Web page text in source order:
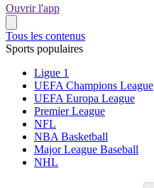
Ouvrir l'app
Tous les contenus
Sports populaires
Ligue 1
UEFA Champions League
UEFA Europa League
Premier League
NFL
NBA Basketball
Major League Baseball
NHL